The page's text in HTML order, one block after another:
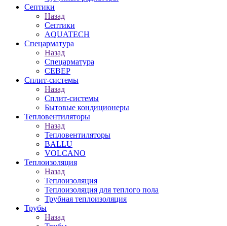
Септики
Назад
Септики
AQUATECH
Спецарматура
Назад
Спецарматура
СЕВЕР
Сплит-системы
Назад
Сплит-системы
Бытовые кондиционеры
Тепловентиляторы
Назад
Тепловентиляторы
BALLU
VOLCANO
Теплоизоляция
Назад
Теплоизоляция
Теплоизоляция для теплого пола
Трубная теплоизоляция
Трубы
Назад